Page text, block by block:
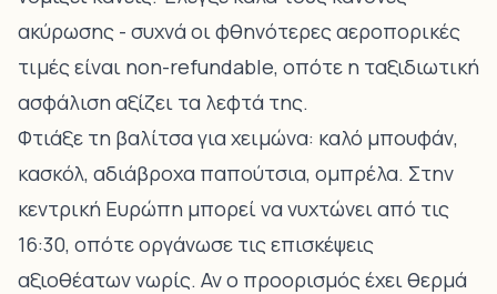
ακύρωσης - συχνά οι φθηνότερες αεροπορικές
τιμές είναι non-refundable, οπότε η ταξιδιωτική
ασφάλιση αξίζει τα λεφτά της.
Φτιάξε τη βαλίτσα για χειμώνα: καλό μπουφάν,
κασκόλ, αδιάβροχα παπούτσια, ομπρέλα. Στην
κεντρική Ευρώπη μπορεί να νυχτώνει από τις
16:30, οπότε οργάνωσε τις επισκέψεις
αξιοθέατων νωρίς. Αν ο προορισμός έχει θερμά